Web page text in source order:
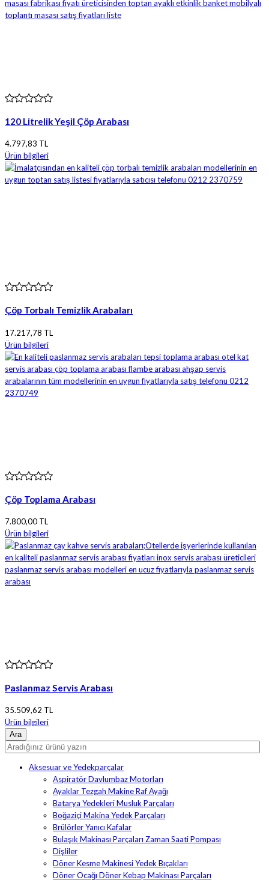
120 Litrelik Yeşil Çöp Arabası
4.797,83 TL
Ürün bilgileri
Çöp Torbalı Temizlik Arabaları
17.217,78 TL
Ürün bilgileri
Çöp Toplama Arabası
7.800,00 TL
Ürün bilgileri
Paslanmaz Servis Arabası
35.509,62 TL
Ürün bilgileri
Aksesuar ve Yedekparçalar
Aspiratör Davlumbaz Motorları
Ayaklar Tezgah Makine Raf Ayağı
Batarya Yedekleri Musluk Parçaları
Boğaziçi Makina Yedek Parçaları
Brülörler Yanıcı Kafalar
Bulaşık Makinası Parçaları Zaman Saati Pompası
Dişliler
Döner Kesme Makinesi Yedek Bıçakları
Döner Ocağı Döner Kebap Makinası Parçaları